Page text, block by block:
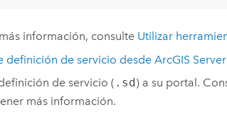
información, consulte Utilizar
definición de servicio desde ArcGIS
de servicio ( .sd ) a su portal.
más información.